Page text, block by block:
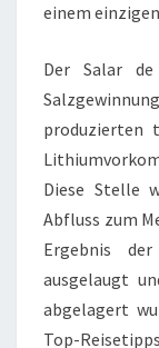
einem
Der Salar
produzierten
Diese Stelle
Abfluss zum
Ergebnis
ausgelaugt
abgelagert
Top-